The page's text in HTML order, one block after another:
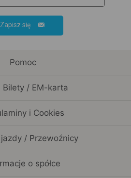
Zapisz się
Pomoc
Bilety / EM-karta
i Cookies
jazdy / Przewoźnicy
o spółce